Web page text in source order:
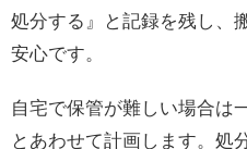
処分する』と記録を残し、
安心です。
自宅で保管が難しい場合は
とあわせて計画します。処